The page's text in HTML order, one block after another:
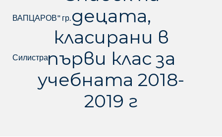
децата,
класирани в
първи клас за
учебната 2018-
2019 г